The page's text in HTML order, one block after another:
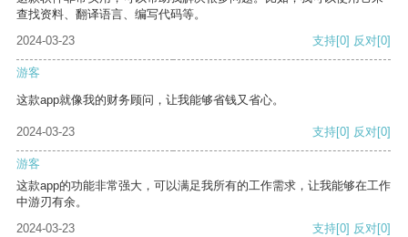
查找资料、翻译语言、编写代码等。
2024-03-23
支持[0] 反对[0]
游客
这款app就像我的财务顾问，让我能够省钱又省心。
2024-03-23 支持[0] 反对[0]
游客
这款app的功能非常强大，可以满足我所有的工作需求，让我能够在工作
中游刃有余。
2024-03-23
支持[0] 反对[0]